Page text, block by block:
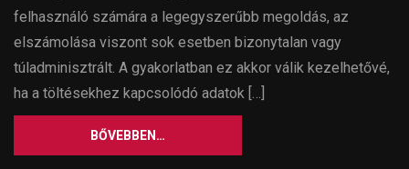
felhasználó számára a legegyszerűbb megoldás, az
elszámolása viszont sok esetben bizonytalan vagy
túladminisztrált. A gyakorlatban ez akkor válik kezelhetővé,
ha a töltésekhez kapcsolódó adatok […]
BŐVEBBEN…